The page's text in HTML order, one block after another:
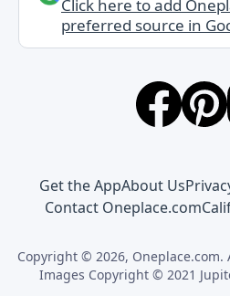
Click here to add
preferred source in
Get the AppAbout Us
Contact Oneplace.com
Copyright © 2026, Oneplace.com.
Images Copyright © 2021